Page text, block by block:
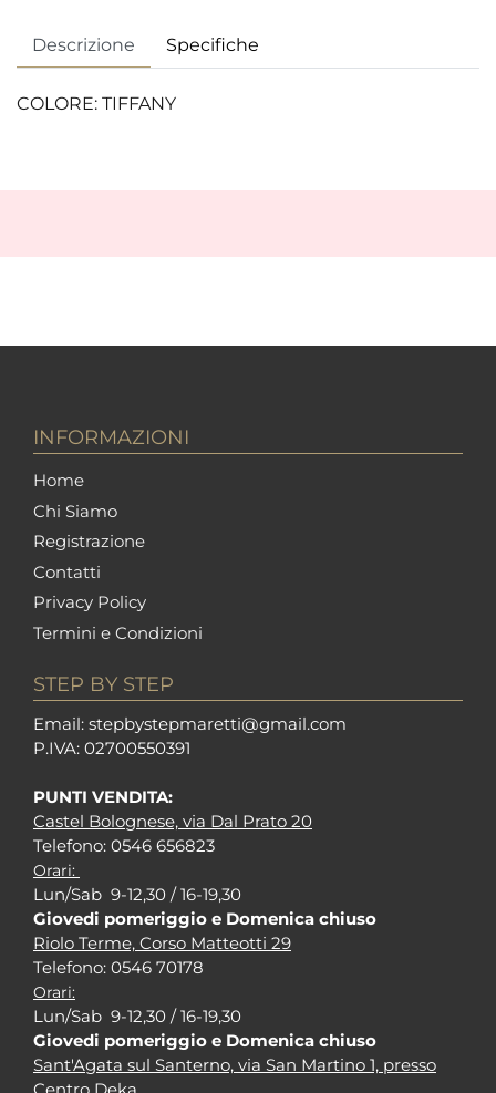
Descrizione Specifiche
COLORE: TIFFANY
INFORMAZIONI
Home
Chi Siamo
Registrazione
Contatti
Privacy Policy
Termini e Condizioni
STEP BY STEP
Email: stepbystepmaretti@gmail.com
P.IVA: 02700550391
PUNTI VENDITA:
Castel Bolognese, via Dal Prato 20
Telefono: 0546 656823
Orari:
Lun/Sab 9-12,30 / 16-19,30
Giovedi pomeriggio e Domenica chiuso
Riolo Terme, Corso Matteotti 29
Telefono: 0546 70178
Orari:
Lun/Sab 9-12,30 / 16-19,30
Giovedi pomeriggio e Domenica chiuso
Sant'Agata sul Santerno, via San Martino 1, presso